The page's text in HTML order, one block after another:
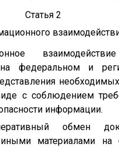
Статья 2
на федеральном и
с соблюдением
информации.
обмен
материалами на